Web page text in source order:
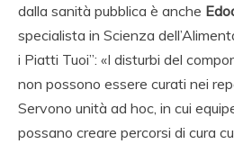
dalla sanità pubblica è anche
specialista in Scienza
i Piatti Tuoi”: «I disturbi del
non possono essere curati nei
Servono unità ad hoc, in cui
possano creare percorsi di cura